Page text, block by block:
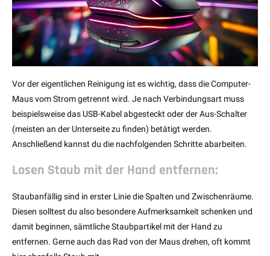
Vor der eigentlichen Reinigung ist es wichtig, dass die Computer-
Maus vom Strom getrennt wird. Je nach Verbindungsart muss
beispielsweise das USB-Kabel abgesteckt oder der Aus-Schalter
(meisten an der Unterseite zu finden) betätigt werden.
Anschließend kannst du die nachfolgenden Schritte abarbeiten.
Losen Staub mit der Hand entfernen:
Staubanfällig sind in erster Linie die Spalten und Zwischenräume.
Diesen solltest du also besondere Aufmerksamkeit schenken und
damit beginnen, sämtliche Staubpartikel mit der Hand zu
entfernen. Gerne auch das Rad von der Maus drehen, oft kommt